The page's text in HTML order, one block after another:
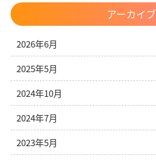
アーカイブ
2026年6月
2025年5月
2024年10月
2024年7月
2023年5月